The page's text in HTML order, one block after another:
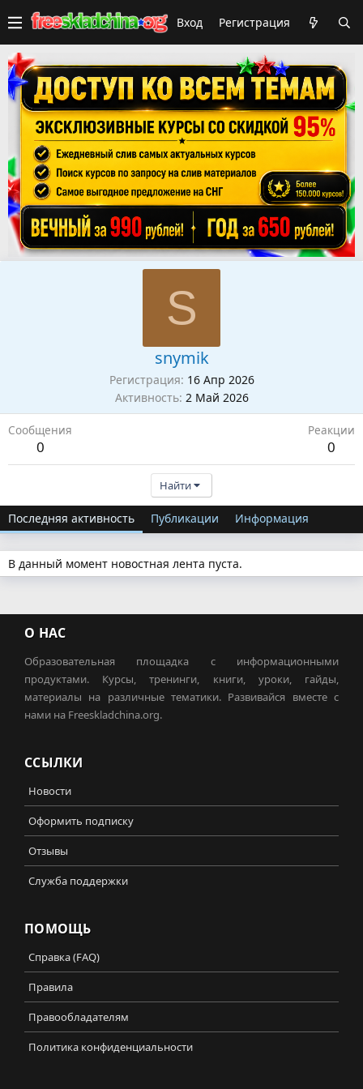
Вход Регистрация
S
snymik
Регистрация 16 Апр 2026
Активность 2 Май 2026
Сообщения
0
Реакции
0
Найти
Последняя активность Публикации Информация
В данный момент новостная лента пуста.
О НАС
Образовательная площадка с информационными
продуктами. Курсы, тренинги, книги, уроки, гайды,
материалы на различные тематики. Развивайся вместе с
нами на Freeskladchina.org.
ССЫЛКИ
Новости
Оформить подписку
Отзывы
Служба поддержки
ПОМОЩЬ
Справка (FAQ)
Правила
Правообладателям
Политика конфиденциальности